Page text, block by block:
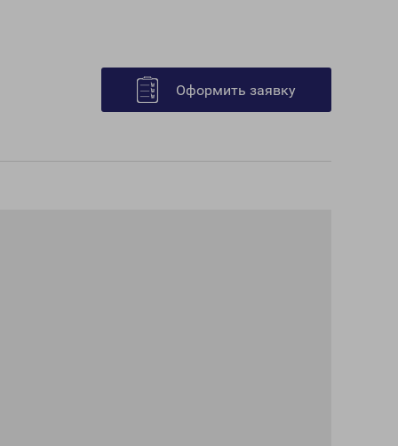
Оформить заявку